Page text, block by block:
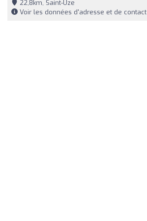
22,8km, Saint-Uze
Voir les données d'adresse et de contact